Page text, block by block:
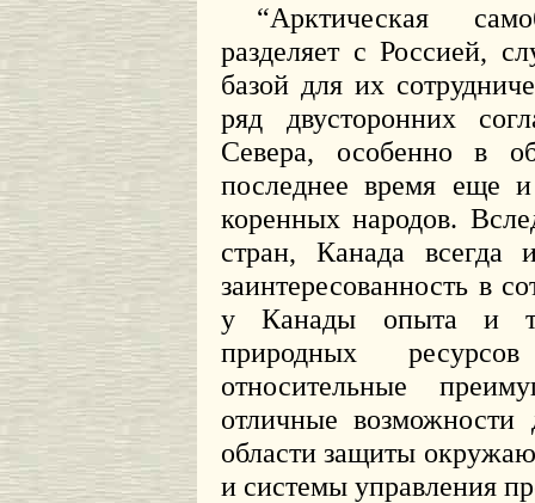
“Арктическая
разделяет с Россией,
базой для их
ряд двусторонних
Севера, особенно в
последнее время еще
коренных народов.
стран, Канада
заинтересованность в
у Канады опыта и
природных
относительные
отличные
области защиты
и системы управления